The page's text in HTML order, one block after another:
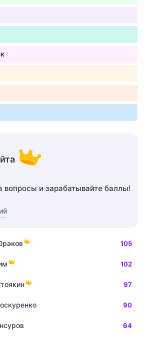
вопросы и зарабатывайте баллы!
105
102
97
90
64